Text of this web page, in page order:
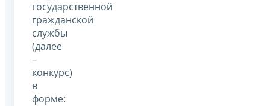
государственной
гражданской
службы
(далее
–
конкурс)
в
форме: